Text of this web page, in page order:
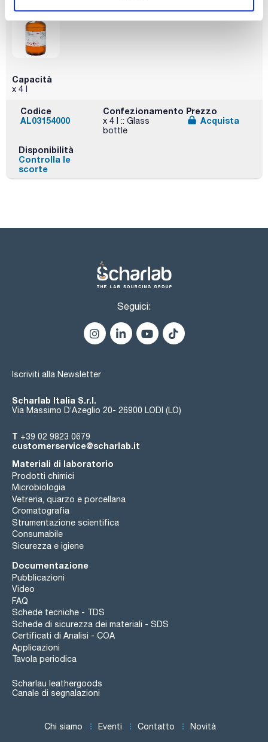
Capacità
x 4 l
Codice
AL03154000
Confezionamento
x 4 l :: Glass
bottle
Prezzo
Acquista
Disponibilità
Controlla le
scorte
Seguici:
Iscriviti alla Newsletter
Scharlab Italia S.r.l.
Via Massimo D’Azeglio 20- 26900 LODI (LO)
T +39 02 9823 0679
customerservice@scharlab.it
Materiali di laboratorio
Prodotti chimici
Microbiologia
Vetreria, quarzo e porcellana
Cromatografia
Strumentazione scientifica
Consumabile
Sicurezza e igiene
Documentazione
Pubblicazioni
Video
FAQ
Schede tecniche - TDS
Schede di sicurezza dei materiali - SDS
Certificati di Analisi - COA
Applicazioni
Tavola periodica
Scharlau leathergoods
Canale di segnalazioni
Chi siamo Eventi Contatto Novità